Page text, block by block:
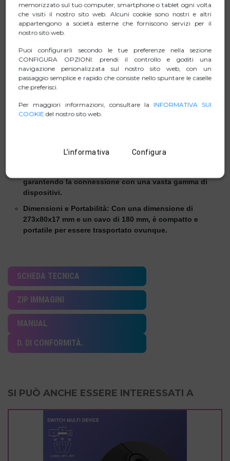
per il trasferimento dei dati, la ricarica rapida e l'uscita
video.
Plug and Play: non sono necessari driver aggiuntivi,
Buona Dissipazione del Calore: Il design efficiente
garantisce una dissipazione del calore adeguata per
un'operatività ottimale.
consentendo l'uso simultaneo delle porte HDMI e VGA
per un'esperienza multitasking.
garantendo la connessione con una vasta gamma di
dispositivi.
Dimensioni e Portabilità: Con una dimensione di
273x80x17 mm e un cavo di 180 mm, è compatto e
portatile per essere trasportato ovunque.
SCHEDA TECNICA
ZIP IMMAGINI
MANUAL
D. DI CONFORMITÀ.
SI PUÒ ANCHE ESSERE INTERESSATI A
memorizzato sul tuo computer, smartphone o tablet ogni volta
che visiti il nostro sito web. Alcuni cookie sono nostri e altri
appartengono a società esterne che forniscono servizi per il
nostro sito web.
Puoi configurarli secondo le tue preferenze nella sezione
CONFIGURA OPZIONI: prendi il controllo e goditi una
navigazione personalizzata sul nostro sito web, con un
passaggio semplice e rapido che consiste nello spuntare le caselle
che preferisci.
Per maggiori informazioni, consultare la INFORMATIVA SUI
COOKIEdel nostro sito web.
L’informativa Configura